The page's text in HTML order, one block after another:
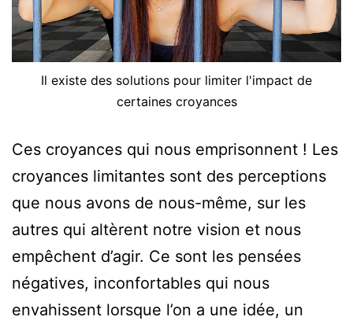
Il existe des solutions pour limiter l'impact de
certaines croyances
Ces croyances qui nous emprisonnent ! Les
croyances limitantes sont des perceptions
que nous avons de nous-même, sur les
autres qui altèrent notre vision et nous
empêchent d’agir. Ce sont les pensées
négatives, inconfortables qui nous
envahissent lorsque l’on a une idée, un